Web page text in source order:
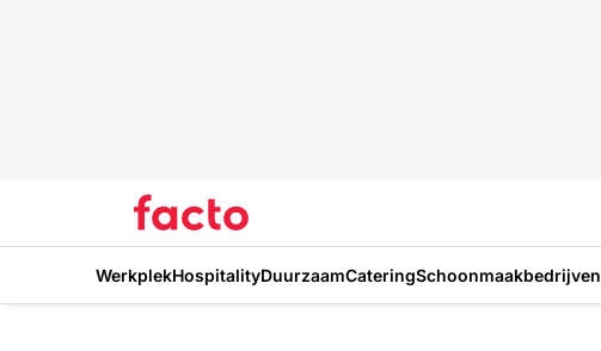
WerkplekHospitalityDuurzaamCateringSchoonmaakbedrijven